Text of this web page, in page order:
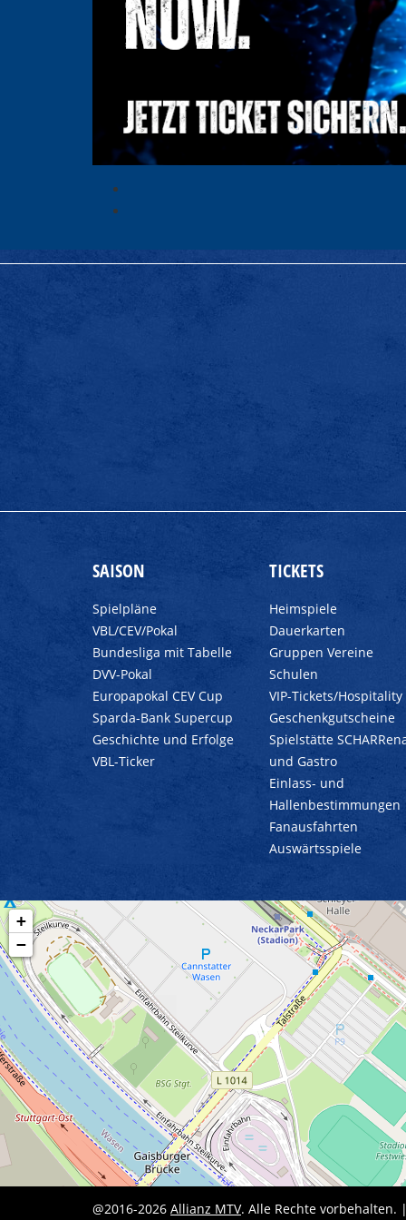
SAISON
Spielpläne
VBL/CEV/Pokal
Bundesliga mit Tabelle
DVV-Pokal
Europapokal CEV Cup
Sparda-Bank Supercup
Geschichte und Erfolge
VBL-Ticker
TICKETS
Heimspiele
Dauerkarten
Gruppen Vereine
Schulen
VIP-Tickets/Hospitality
Geschenkgutscheine
Spielstätte
und Gastro
Einlass- und
Hallenbestimmungen
Fanausfahrten
Auswärtsspiele
+
−
@2016-2026 Allianz MTV. Alle Rechte